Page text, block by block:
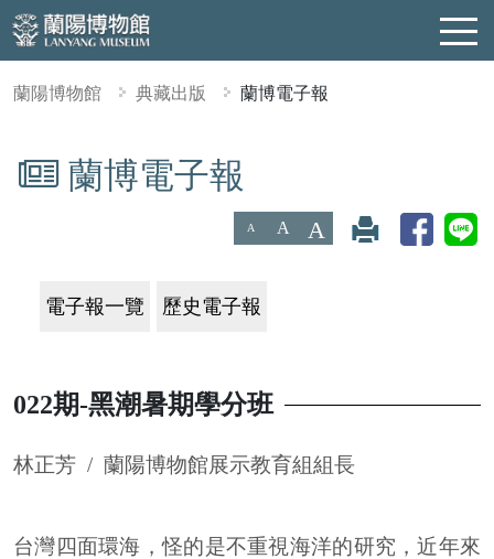
蘭陽博物館 典藏出版 蘭博電子報
蘭博電子報
A A A
電子報一覽 歷史電子報
022期-黑潮暑期學分班
林正芳 / 蘭陽博物館展示教育組組長
台灣四面環海，怪的是不重視海洋的研究，近年來